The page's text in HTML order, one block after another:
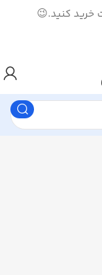
خرید کنید.😉